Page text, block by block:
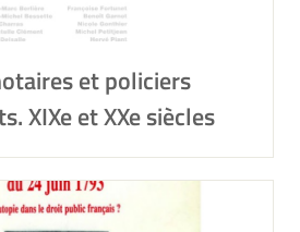
et policiers
XIXe et XXe siècles